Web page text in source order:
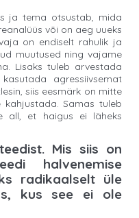
ja tema otsustab, mida
või on aeg uueks
on endiselt rahulik ja
muutused ning vajame
Lisaks tuleb arvestada
agressiivsemat
siis eesmärk on mitte
Samas tuleb
all, et haigus ei läheks
Mis siis on
halvenemise
radikaalselt üle
kus see ei ole